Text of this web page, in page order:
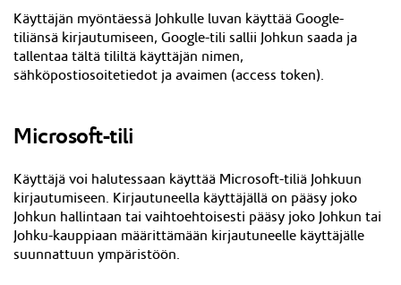
Käyttäjän myöntäessä Johkulle luvan käyttää Google-
tiliänsä kirjautumiseen, Google-tili sallii Johkun saada ja
tallentaa tältä tililtä käyttäjän nimen,
sähköpostiosoitetiedot ja avaimen (access token).
Microsoft-tili
Käyttäjä voi halutessaan käyttää Microsoft-tiliä Johkuun
kirjautumiseen. Kirjautuneella käyttäjällä on pääsy joko
Johkun hallintaan tai vaihtoehtoisesti pääsy joko Johkun tai
Johku-kauppiaan määrittämään kirjautuneelle käyttäjälle
suunnattuun ympäristöön.